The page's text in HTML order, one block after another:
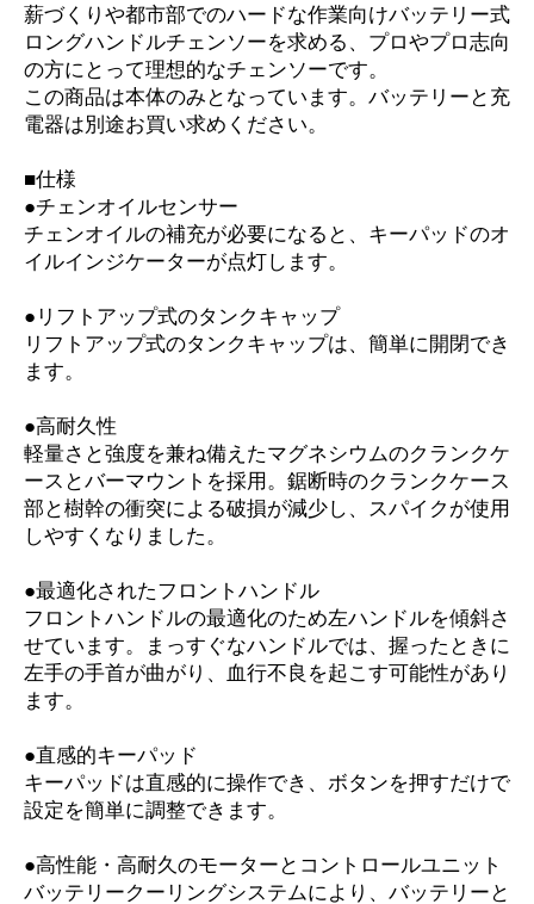
薪づくりや都市部でのハードな作業向けバッテリー式
ロングハンドルチェンソーを求める、プロやプロ志向
の方にとって理想的なチェンソーです。
この商品は本体のみとなっています。バッテリーと充
電器は別途お買い求めください。
■仕様
●チェンオイルセンサー
チェンオイルの補充が必要になると、キーパッドのオ
イルインジケーターが点灯します。
●リフトアップ式のタンクキャップ
リフトアップ式のタンクキャップは、簡単に開閉でき
ます。
●高耐久性
軽量さと強度を兼ね備えたマグネシウムのクランクケ
ースとバーマウントを採用。鋸断時のクランクケース
部と樹幹の衝突による破損が減少し、スパイクが使用
しやすくなりました。
●最適化されたフロントハンドル
フロントハンドルの最適化のため左ハンドルを傾斜さ
せています。まっすぐなハンドルでは、握ったときに
左手の手首が曲がり、血行不良を起こす可能性があり
ます。
●直感的キーパッド
キーパッドは直感的に操作でき、ボタンを押すだけで
設定を簡単に調整できます。
●高性能・高耐久のモーターとコントロールユニット
バッテリークーリングシステムにより、バッテリーと